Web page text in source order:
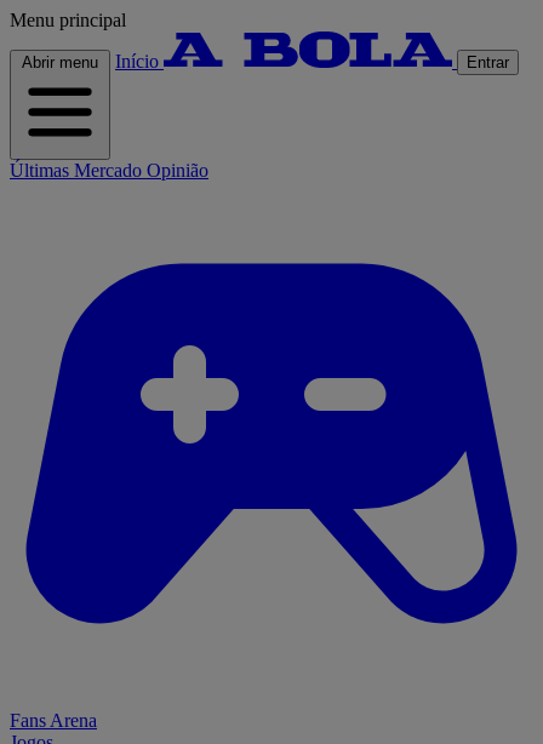
Menu principal
Abrir menu Início Entrar
Últimas Mercado Opinião
Fans Arena